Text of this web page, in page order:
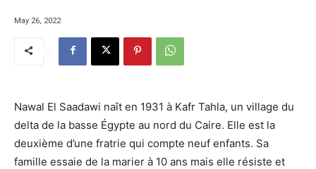
May 26, 2022
Nawal El Saadawi naît en 1931 à Kafr Tahla, un village du
delta de la basse Égypte au nord du Caire. Elle est la
deuxième d’une fratrie qui compte neuf enfants. Sa
famille essaie de la marier à 10 ans mais elle résiste et